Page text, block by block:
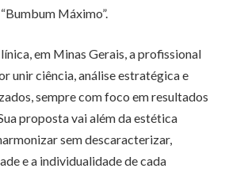
Máximo”.
em Minas Gerais, a profissional
unir ciência, análise estratégica e
sempre com foco em resultados
proposta vai além da estética
sem descaracterizar,
e a individualidade de cada